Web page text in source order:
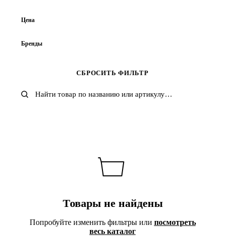
АКСЕССУАРЫ
Цена
Бренды
Converse Diadora Dickies
Herschel
СБРОСИТЬ ФИЛЬТР
Товары не найдены
Попробуйте изменить фильтры или посмотреть
весь каталог